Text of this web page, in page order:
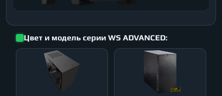
Цвет и модель серии WS ADVANCED: